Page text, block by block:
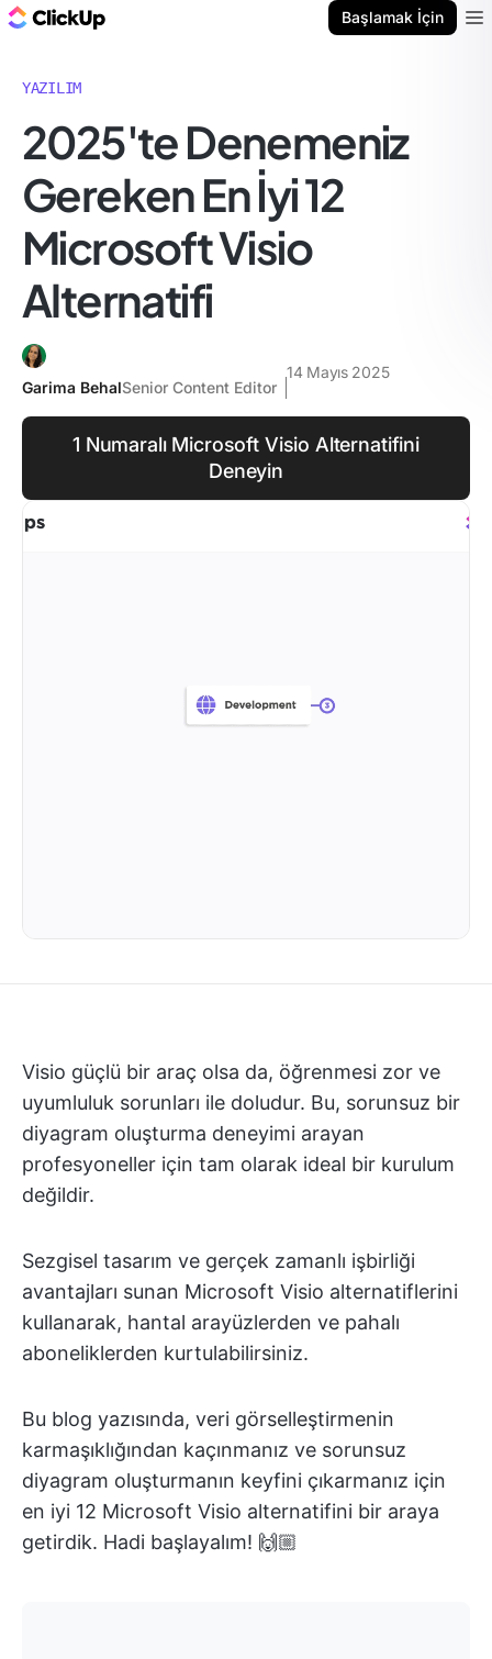
Başlamak İçin
YAZILIM
2025'te Denemeniz
Gereken En İyi 12
Microsoft Visio
Alternatifi
Garima BehalSenior Content Editor
14 Mayıs 2025
1 Numaralı Microsoft Visio Alternatifini
Deneyin
Visio güçlü bir araç olsa da, öğrenmesi zor ve
uyumluluk sorunları ile doludur. Bu, sorunsuz bir
diyagram oluşturma deneyimi arayan
profesyoneller için tam olarak ideal bir kurulum
değildir.
Sezgisel tasarım ve gerçek zamanlı işbirliği
avantajları sunan Microsoft Visio alternatiflerini
kullanarak, hantal arayüzlerden ve pahalı
aboneliklerden kurtulabilirsiniz.
Bu blog yazısında, veri görselleştirmenin
karmaşıklığından kaçınmanız ve sorunsuz
diyagram oluşturmanın keyfini çıkarmanız için
en iyi 12 Microsoft Visio alternatifini bir araya
getirdik. Hadi başlayalım! 🙌🏼